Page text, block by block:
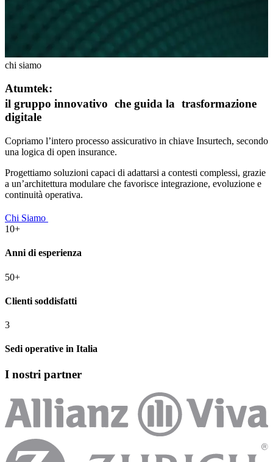
chi siamo
Atumtek:
il gruppo innovativo che guida la trasformazione
digitale
Copriamo l’intero processo assicurativo in chiave Insurtech, secondo
una logica di open insurance.
Progettiamo soluzioni capaci di adattarsi a contesti complessi, grazie
a un’architettura modulare che favorisce integrazione, evoluzione e
continuità operativa.
Chi Siamo
10+
Anni di esperienza
50+
Clienti soddisfatti
3
Sedi operative in Italia
I nostri partner